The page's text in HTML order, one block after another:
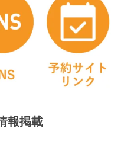
報掲載